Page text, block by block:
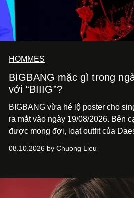
HOMMES
BIGBANG mặc gì trong
với “BIIIG”?
BIGBANG vừa hé lộ poster cho
ra mắt vào ngày 19/08/2026. Bên
được mong đợi, loạt outfit của
đáng chú ý với giới mộ điệu.
08.10.2026 by Chuong Lieu